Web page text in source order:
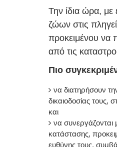
Την ίδια ώρα, με
ζώων στις
προκειμένου να
από τις
Πιο
να διατηρήσουν
δικαιοδοσίας τους,
και
να συνεργάζονται
κατάστασης,
ευθύνης τους,